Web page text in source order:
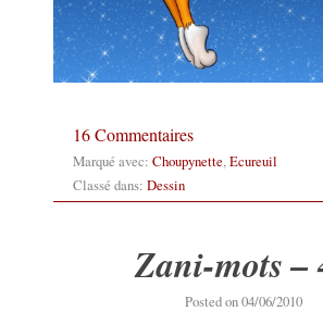
16 Commentaires
Marqué avec: Choupynette,Ecureuil
Classé dans: Dessin
Zani-mots –
Posted on04/06/201016/